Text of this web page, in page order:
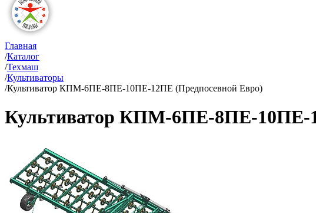
Главная
/Каталог
/Техмаш
/Культиваторы
/Культиватор КПМ-6ПЕ-8ПЕ-10ПЕ-12ПЕ (Предпосевной Евро)
Культиватор КПМ-6ПЕ-8ПЕ-10ПЕ-